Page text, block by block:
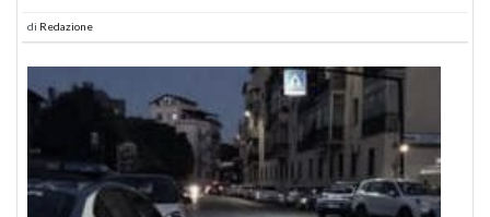
di Redazione